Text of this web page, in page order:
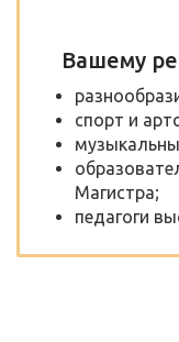
Вашему
спорт и
Магистра;
педагоги